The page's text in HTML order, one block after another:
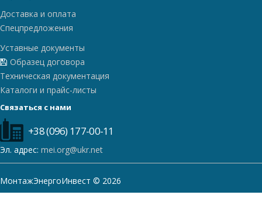
Доставка и оплата
Спецпредложения
Уставные документы
Образец договора
Техническая документация
Каталоги и прайс-листы
Связаться с нами
+38 (096) 177-00-11
Эл. адрес: mei.org@ukr.net
МонтажЭнергоИнвест © 2026